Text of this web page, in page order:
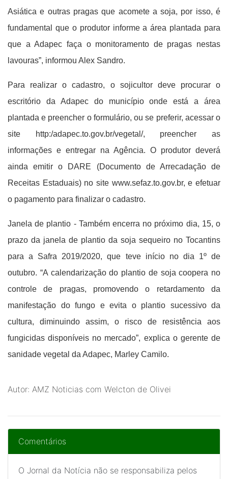
Asiática e outras pragas que acomete a soja, por isso, é
fundamental que o produtor informe a área plantada para
que a Adapec faça o monitoramento de pragas nestas
lavouras”, informou Alex Sandro.
Para realizar o cadastro, o sojicultor deve procurar o
escritório da Adapec do município onde está a área
plantada e preencher o formulário, ou se preferir, acessar o
site http:/adapec.to.gov.br/vegetal/, preencher as
informações e entregar na Agência. O produtor deverá
ainda emitir o DARE (Documento de Arrecadação de
Receitas Estaduais) no site www.sefaz.to.gov.br, e efetuar
o pagamento para finalizar o cadastro.
Janela de plantio - Também encerra no próximo dia, 15, o
prazo da janela de plantio da soja sequeiro no Tocantins
para a Safra 2019/2020, que teve início no dia 1º de
outubro. “A calendarização do plantio de soja coopera no
controle de pragas, promovendo o retardamento da
manifestação do fungo e evita o plantio sucessivo da
cultura, diminuindo assim, o risco de resistência aos
fungicidas disponíveis no mercado”, explica o gerente de
sanidade vegetal da Adapec, Marley Camilo.
Autor: AMZ Noticias com Welcton de Olivei
Comentários
O Jornal da Notícia não se responsabiliza pelos